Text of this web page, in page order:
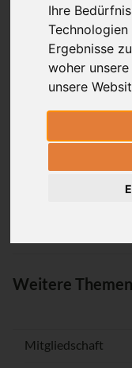
Ihre
Ergebnisse
woher
unsere
Passwort vergessen
Weitere
Mitgliedschaft